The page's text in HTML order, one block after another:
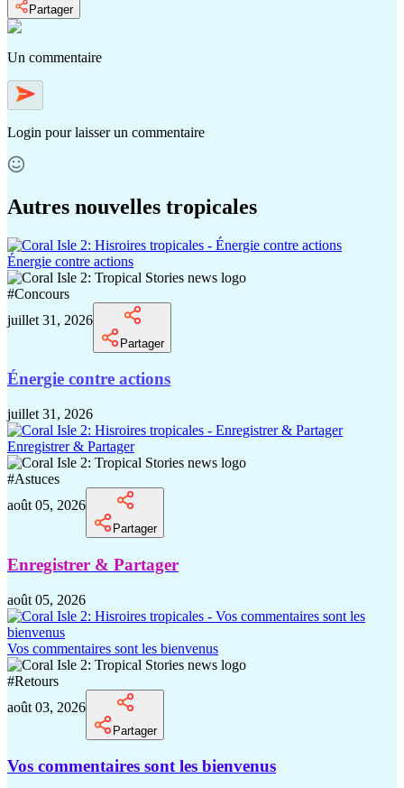
Partager
Un commentaire
Login pour laisser un commentaire
Autres nouvelles tropicales
Énergie contre actions
#Concours
juillet 31, 2026
Partager
Énergie contre actions
juillet 31, 2026
Enregistrer & Partager
#Astuces
août 05, 2026
Partager
Enregistrer & Partager
août 05, 2026
Vos commentaires sont les bienvenus
#Retours
août 03, 2026
Partager
Vos commentaires sont les bienvenus